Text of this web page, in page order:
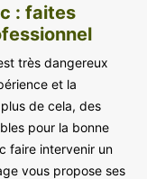
: faites
très dangereux
et la
de cela, des
pour la bonne
faire intervenir un
vous propose ses